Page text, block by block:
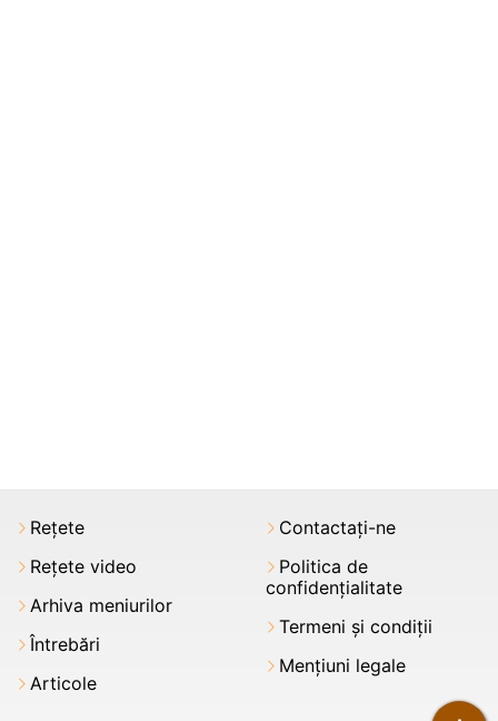
Rețete
Rețete video
Arhiva meniurilor
Întrebări
Articole
Contactați-ne
Politica de
confidențialitate
Termeni şi condiții
Mențiuni legale